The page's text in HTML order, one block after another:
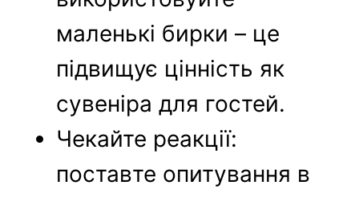
маленькі бирки – це
підвищує цінність як
сувеніра для гостей.
Чекайте реакції:
поставте опитування в